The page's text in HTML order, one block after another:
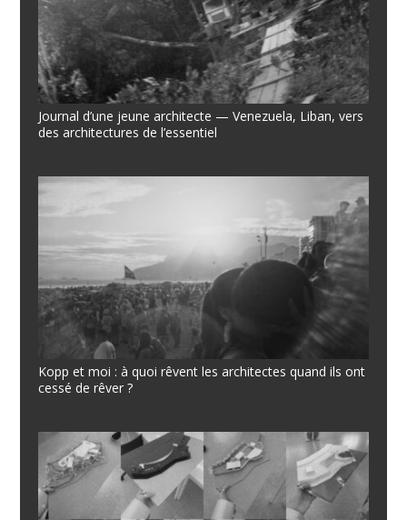
Journal d’une jeune architecte — Venezuela, Liban, vers
des architectures de l’essentiel
Kopp et moi : à quoi rêvent les architectes quand ils ont
cessé de rêver ?